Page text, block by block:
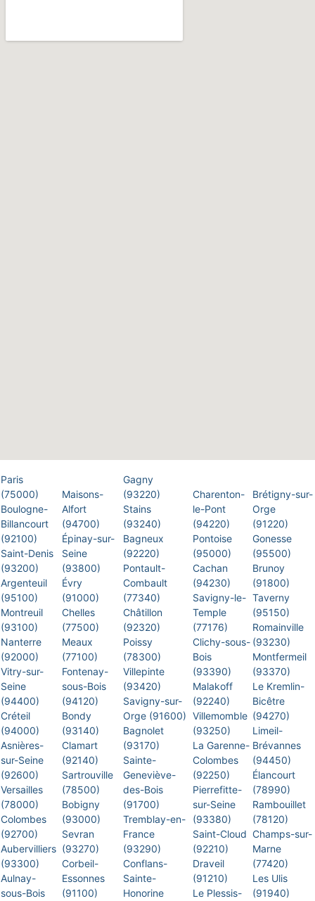
Paris
(75000)
Boulogne-
Billancourt
(92100)
Saint-Denis
(93200)
Argenteuil
(95100)
Montreuil
(93100)
Nanterre
(92000)
Vitry-sur-
Seine
(94400)
Créteil
(94000)
Asnières-
sur-Seine
(92600)
Versailles
(78000)
Colombes
(92700)
Aubervilliers
(93300)
Aulnay-
sous-Bois
Maisons-
Alfort
(94700)
Épinay-sur-
Seine
(93800)
Évry
(91000)
Chelles
(77500)
Meaux
(77100)
Fontenay-
sous-Bois
(94120)
Bondy
(93140)
Clamart
(92140)
Sartrouville
(78500)
Bobigny
(93000)
Sevran
(93270)
Corbeil-
Essonnes
(91100)
Gagny
(93220)
Stains
(93240)
Bagneux
(92220)
Pontault-
Combault
(77340)
Châtillon
(92320)
Poissy
(78300)
Villepinte
(93420)
Savigny-sur-
Orge (91600)
Bagnolet
(93170)
Sainte-
Geneviève-
des-Bois
(91700)
Tremblay-en-
France
(93290)
Conflans-
Sainte-
Honorine
Charenton-
le-Pont
(94220)
Pontoise
(95000)
Cachan
(94230)
Savigny-le-
Temple
(77176)
Clichy-sous-
Bois
(93390)
Malakoff
(92240)
Villemomble
(93250)
La Garenne-
Colombes
(92250)
Pierrefitte-
sur-Seine
(93380)
Saint-Cloud
(92210)
Draveil
(91210)
Le Plessis-
Brétigny-sur-
Orge
(91220)
Gonesse
(95500)
Brunoy
(91800)
Taverny
(95150)
Romainville
(93230)
Montfermeil
(93370)
Le Kremlin-
Bicêtre
(94270)
Limeil-
Brévannes
(94450)
Élancourt
(78990)
Rambouillet
(78120)
Champs-sur-
Marne
(77420)
Les Ulis
(91940)